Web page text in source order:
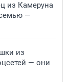
из Камеруна
—
из
— они